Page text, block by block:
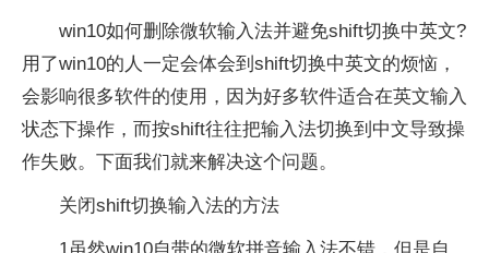
win10如何删除微软输入法并避免shift切换中英文?
用了win10的人一定会体会到shift切换中英文的烦恼，
会影响很多软件的使用，因为好多软件适合在英文输入
状态下操作，而按shift往往把输入法切换到中文导致操
作失败。下面我们就来解决这个问题。
关闭shift切换输入法的方法